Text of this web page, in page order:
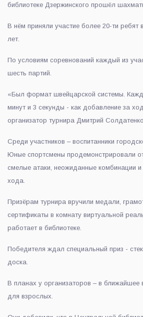
библиотеке Дзержинского прошёл
В нём приняли участие более 20-ти ребят
лет.
По условиям соревнований каждый из
шесть партий.
«Был формат швейцарской системы.
минут и 3 секунды - как добавление за
организатор турнира Дмитрий
Среди участников – воспитанники
Юные спортсмены продемонстрировали
смелые атаки, неожиданные комбинации
хода.
Призёрам турнира вручили медали,
сертификаты в комнату виртуальной
работает в библиотеке.
Победителя ждал специальный приз -
доска.
В планах у организаторов – в ближайшее
для взрослых.